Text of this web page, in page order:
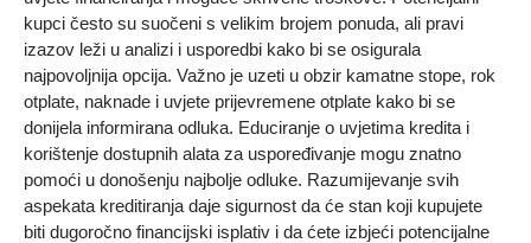
kupci često su suočeni s velikim brojem ponuda, ali pravi
izazov leži u analizi i usporedbi kako bi se osigurala
najpovoljnija opcija. Važno je uzeti u obzir kamatne stope, rok
otplate, naknade i uvjete prijevremene otplate kako bi se
donijela informirana odluka. Educiranje o uvjetima kredita i
korištenje dostupnih alata za uspoređivanje mogu znatno
pomoći u donošenju najbolje odluke. Razumijevanje svih
aspekata kreditiranja daje sigurnost da će stan koji kupujete
biti dugoročno financijski isplativ i da ćete izbjeći potencijalne